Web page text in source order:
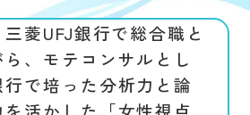
菱UFJ銀行で総合職と
ら、モテコンサルとし
で培った分析力と論
活かした「女性視点